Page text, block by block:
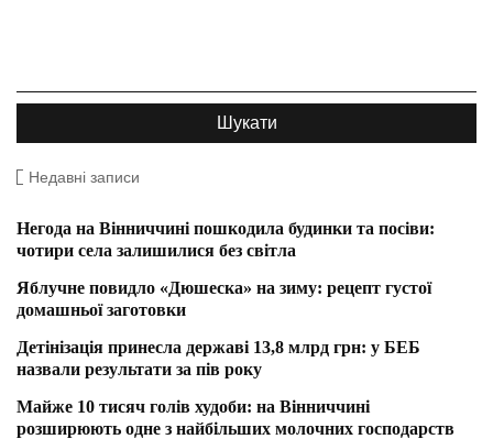
Недавні записи
Негода на Вінниччині пошкодила будинки та посіви:
чотири села залишилися без світла
Яблучне повидло «Дюшеска» на зиму: рецепт густої
домашньої заготовки
Детінізація принесла державі 13,8 млрд грн: у БЕБ
назвали результати за пів року
Майже 10 тисяч голів худоби: на Вінниччині
розширюють одне з найбільших молочних господарств